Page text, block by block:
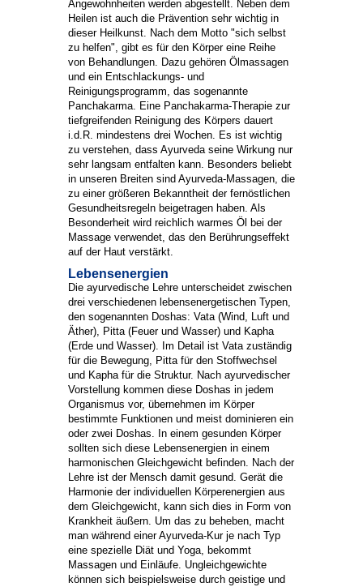
Angewohnheiten werden abgestellt. Neben dem
Heilen ist auch die Prävention sehr wichtig in
dieser Heilkunst. Nach dem Motto "sich selbst
zu helfen", gibt es für den Körper eine Reihe
von Behandlungen. Dazu gehören Ölmassagen
und ein Entschlackungs- und
Reinigungsprogramm, das sogenannte
Panchakarma. Eine Panchakarma-Therapie zur
tiefgreifenden Reinigung des Körpers dauert
i.d.R. mindestens drei Wochen. Es ist wichtig
zu verstehen, dass Ayurveda seine Wirkung nur
sehr langsam entfalten kann. Besonders beliebt
in unseren Breiten sind Ayurveda-Massagen, die
zu einer größeren Bekanntheit der fernöstlichen
Gesundheitsregeln beigetragen haben. Als
Besonderheit wird reichlich warmes Öl bei der
Massage verwendet, das den Berührungseffekt
auf der Haut verstärkt.
Lebensenergien
Die ayurvedische Lehre unterscheidet zwischen
drei verschiedenen lebensenergetischen Typen,
den sogenannten Doshas: Vata (Wind, Luft und
Äther), Pitta (Feuer und Wasser) und Kapha
(Erde und Wasser). Im Detail ist Vata zuständig
für die Bewegung, Pitta für den Stoffwechsel
und Kapha für die Struktur. Nach ayurvedischer
Vorstellung kommen diese Doshas in jedem
Organismus vor, übernehmen im Körper
bestimmte Funktionen und meist dominieren ein
oder zwei Doshas. In einem gesunden Körper
sollten sich diese Lebensenergien in einem
harmonischen Gleichgewicht befinden. Nach der
Lehre ist der Mensch damit gesund. Gerät die
Harmonie der individuellen Körperenergien aus
dem Gleichgewicht, kann sich dies in Form von
Krankheit äußern. Um das zu beheben, macht
man während einer Ayurveda-Kur je nach Typ
eine spezielle Diät und Yoga, bekommt
Massagen und Einläufe. Ungleichgewichte
können sich beispielsweise durch geistige und